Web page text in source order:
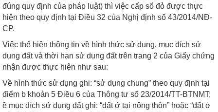
đúng quy định của pháp luật) thì việc cấp sổ đỏ được thực
hiện theo quy định tại Điều 32 của Nghị định số 43/2014/NĐ-
CP.
Việc thể hiện thông tin về hình thức sử dụng, mục đích sử
dụng đất và thời hạn sử dụng đất trên trang 2 của Giấy chứng
nhận được thực hiện như sau:
Về hình thức sử dụng ghi: “sử dụng chung” theo quy định tại
điểm b khoản 5 Điều 6 của Thông tư số 23/2014/TT-BTNMT;
ề mục đích sử dụng đất ghi: “đất ở tại nông thôn” hoặc “đất ở